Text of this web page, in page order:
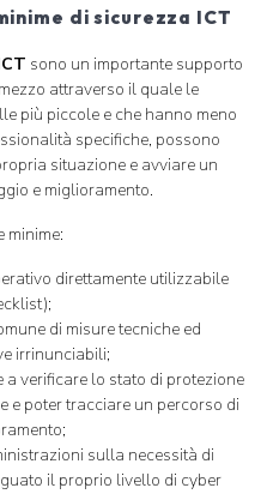
di sicurezza ICT
sono un importante supporto
attraverso il quale le
più piccole e che hanno meno
specifiche, possono
situazione e avviare un
e miglioramento.
minime:
direttamente utilizzabile
di misure tecniche ed
irrinunciabili;
verificare lo stato di protezione
e poter tracciare un percorso di
sulla necessità di
il proprio livello di cyber